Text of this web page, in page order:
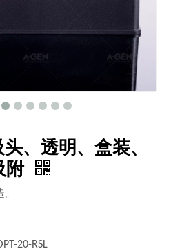
、透明、盒装、
附
20-RSL